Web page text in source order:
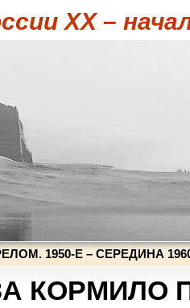
XX –
1950-Е – СЕРЕДИНА
КОРМИЛО